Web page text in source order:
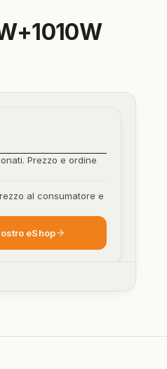
Prezzo e ordine
al consumatore e
eShop